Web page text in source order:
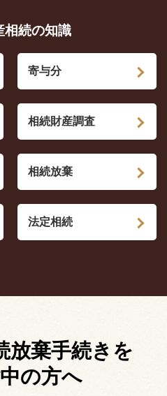
相続の知識
寄与分
相続財産調査
相続放棄
法定相続
放棄手続きを
の方へ